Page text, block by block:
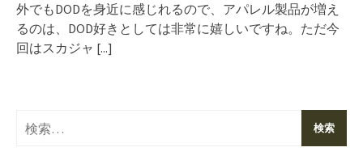
外でもDODを身近に感じれるので、アパレル製品が増え
るのは、DOD好きとしては非常に嬉しいですね。ただ今
回はスカジャ [...]
検
索: